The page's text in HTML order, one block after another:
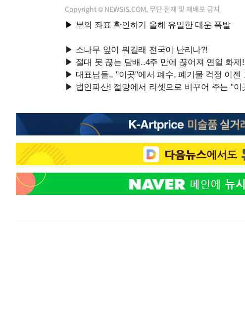
Copyright © NEWSIS.COM, 무단 전재 및 재배포 금지